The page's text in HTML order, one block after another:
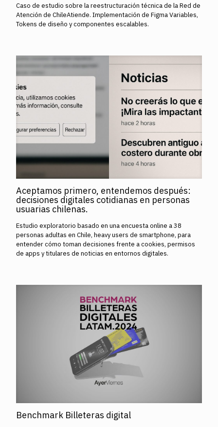
Caso de estudio sobre la reestructuración técnica de la Red de
Atención de ChileAtiende. Implementación de Figma Variables,
Tokens de diseño y componentes escalables.
Aceptamos primero, entendemos después:
decisiones digitales cotidianas en personas
usuarias chilenas.
Estudio exploratorio basado en una encuesta online a 38
personas adultas en Chile, heavy users de smartphone, para
entender cómo toman decisiones frente a cookies, permisos
de apps y titulares de noticias en entornos digitales.
Benchmark Billeteras digital